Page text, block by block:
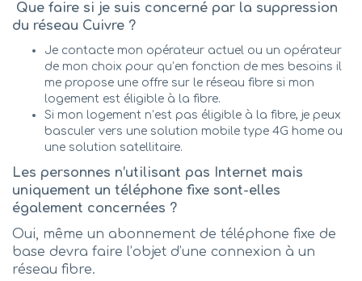
Que faire si je suis concerné par la suppression
du réseau Cuivre ?
Je contacte mon opérateur actuel ou un opérateur
de mon choix pour qu’en fonction de mes besoins il
me propose une offre sur le réseau fibre si mon
logement est éligible à la fibre.
Si mon logement n’est pas éligible à la fibre, je peux
basculer vers une solution mobile type 4G home ou
une solution satellitaire.
Les personnes n’utilisant pas Internet mais
uniquement un téléphone fixe sont-elles
également concernées ?
Oui, même un abonnement de téléphone fixe de
base devra faire l’objet d’une connexion à un
réseau fibre.